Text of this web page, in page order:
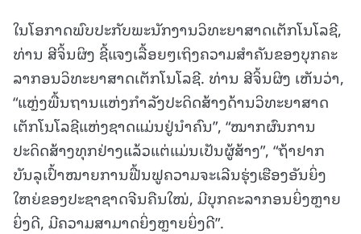
ໃນໂອກາດພົບປະກັບພະນັກງານວິທະຍາສາດເຕັກໂນໂລຊີ,
ທ່ານ ສີຈິ້ນຜິງ ຊີ້ແຈງເລື້ອຍໆເຖິງຄວາມສຳຄັນຂອງບຸກຄະ
ລາກອນວິທະຍາສາດເຕັກໂນໂລຊີ. ທ່ານ ສີຈິ້ນຜິງ ເຫັນວ່າ,
“ແຫຼ່ງພື້ນຖານແຫ່ງກຳລັງປະດິດສ້າງດ້ານວິທະຍາສາດ
ເຕັກໂນໂລຊີແຫ່ງຊາດແມ່ນຢູ່ນຳຄົນ”, “ໝາກຜົນການ
ປະດິດສ້າງທຸກຢ່າງແລ້ວແຕ່ແມ່ນເປັນຜູ້ສ້າງ”, “ຖ້າຢາກ
ບັນລຸເປົ້າໝາຍການຟື້ນຟູຄວາມຈະເລີນຮຸ່ງເຮືອງອັນຍິ່ງ
ໃຫຍ່ຂອງປະຊາຊາດຈີນຄືນໃໝ່, ມີບຸກຄະລາກອນຍິ່ງຫຼາຍ
ຍິ່ງດີ, ມີຄວາມສາມາດຍິ່ງຫຼາຍຍິ່ງດີ”.